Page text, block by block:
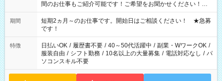
間のお仕事もご紹介可能です！ご希望をお聞かせください！★
家庭の都合でお休みが必要な場合も遠慮なくご相談ください。
※週最低15時間以上の勤務が必要です
期間
短期2ヵ月～のお仕事です。開始日はご相談ください！ ★急募
です！
特徴 日払いOK / 履歴書不要 / 40～50代活躍中 / 副業・WワークOK /
服装自由 / シフト勤務 / 10名以上の大量募集 / 電話対応なし / パ
ソコンスキル不要